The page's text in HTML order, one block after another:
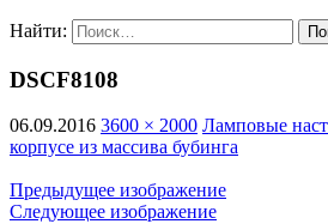
Найти:
DSCF8108
06.09.2016 3600 × 2000 Ламповые
корпусе из массива бубинга
Предыдущее изображение
Следующее изображение